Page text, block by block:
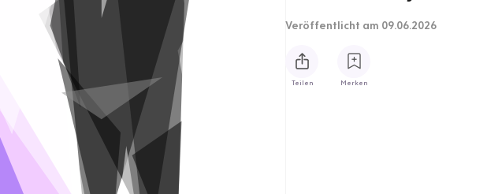
Veröffentlicht am 09.06.2026
Teilen Merken